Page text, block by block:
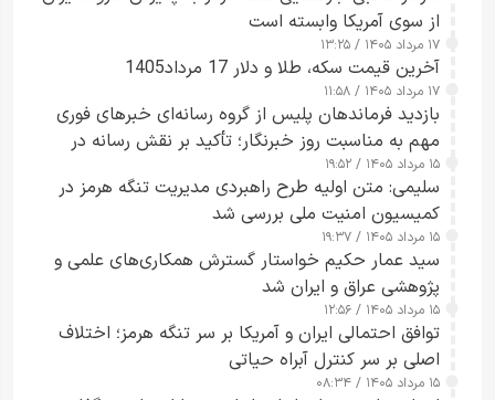
از سوی آمریکا وابسته است
۱۷ مرداد ۱۴۰۵ / ۱۳:۲۵
آخرین قیمت سکه، طلا و دلار 17 مرداد1405
۱۷ مرداد ۱۴۰۵ / ۱۱:۵۸
بازدید فرماندهان پلیس از گروه رسانه‌ای خبرهای فوری
مهم به مناسبت روز خبرنگار؛ تأکید بر نقش رسانه در
تقویت امنیت و اعتماد عمومی
۱۵ مرداد ۱۴۰۵ / ۱۹:۵۲
سلیمی: متن اولیه طرح راهبردی مدیریت تنگه هرمز در
کمیسیون امنیت ملی بررسی شد
۱۵ مرداد ۱۴۰۵ / ۱۹:۳۷
سید عمار حکیم خواستار گسترش همکاری‌های علمی و
پژوهشی عراق و ایران شد
۱۵ مرداد ۱۴۰۵ / ۱۲:۵۶
توافق احتمالی ایران و آمریکا بر سر تنگه هرمز؛ اختلاف
اصلی بر سر کنترل آبراه حیاتی
۱۵ مرداد ۱۴۰۵ / ۰۸:۳۴